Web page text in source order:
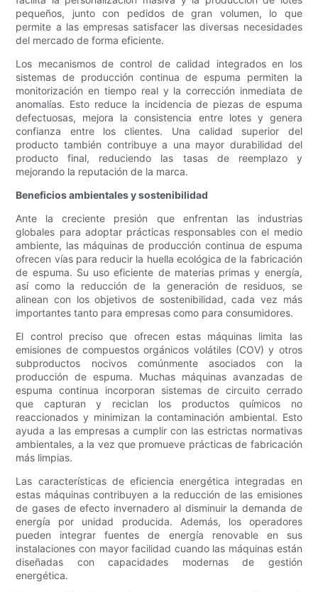
pequeños, junto con pedidos de gran volumen, lo que
permite a las empresas satisfacer las diversas necesidades
del mercado de forma eficiente.
Los mecanismos de control de calidad integrados en los
sistemas de producción continua de espuma permiten la
monitorización en tiempo real y la corrección inmediata de
anomalías. Esto reduce la incidencia de piezas de espuma
defectuosas, mejora la consistencia entre lotes y genera
confianza entre los clientes. Una calidad superior del
producto también contribuye a una mayor durabilidad del
producto final, reduciendo las tasas de reemplazo y
mejorando la reputación de la marca.
Beneficios ambientales y sostenibilidad
Ante la creciente presión que enfrentan las industrias
globales para adoptar prácticas responsables con el medio
ambiente, las máquinas de producción continua de espuma
ofrecen vías para reducir la huella ecológica de la fabricación
de espuma. Su uso eficiente de materias primas y energía,
así como la reducción de la generación de residuos, se
alinean con los objetivos de sostenibilidad, cada vez más
importantes tanto para empresas como para consumidores.
El control preciso que ofrecen estas máquinas limita las
emisiones de compuestos orgánicos volátiles (COV) y otros
subproductos nocivos comúnmente asociados con la
producción de espuma. Muchas máquinas avanzadas de
espuma continua incorporan sistemas de circuito cerrado
que capturan y reciclan los productos químicos no
reaccionados y minimizan la contaminación ambiental. Esto
ayuda a las empresas a cumplir con las estrictas normativas
ambientales, a la vez que promueve prácticas de fabricación
más limpias.
Las características de eficiencia energética integradas en
estas máquinas contribuyen a la reducción de las emisiones
de gases de efecto invernadero al disminuir la demanda de
energía por unidad producida. Además, los operadores
pueden integrar fuentes de energía renovable en sus
instalaciones con mayor facilidad cuando las máquinas están
diseñadas con capacidades modernas de gestión
energética.